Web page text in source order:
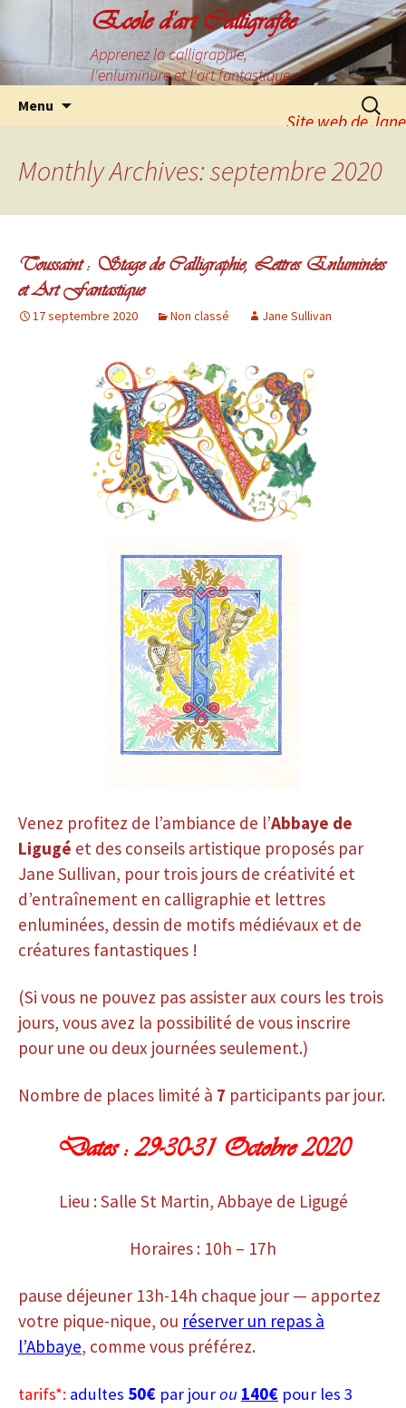
Ecole d'art Calligrafée
Apprenez la calligraphie,
l'enluminure et l'art fantastique
Site web de Jane
Boutique
Calligrafee
Menu
Monthly Archives: septembre 2020
Toussaint : Stage de Calligraphie, Lettres Enluminées
et Art Fantastique
17 septembre 2020 Non classé Jane Sullivan
Venez profitez de l’ambiance de l’Abbaye de
Ligugé et des conseils artistique proposés par
Jane Sullivan, pour trois jours de créativité et
d’entraînement en calligraphie et lettres
enluminées, dessin de motifs médiévaux et de
créatures fantastiques !
(Si vous ne pouvez pas assister aux cours les trois
jours, vous avez la possibilité de vous inscrire
pour une ou deux journées seulement.)
Nombre de places limité à 7 participants par jour.
Dates : 29-30-31 Octobre 2020
Lieu : Salle St Martin, Abbaye de Ligugé
Horaires : 10h – 17h
pause déjeuner 13h-14h chaque jour — apportez
votre pique-nique, ou réserver un repas à
l’Abbaye, comme vous préférez.
tarifs*: adultes 50€ par jourou 140€ pour les 3